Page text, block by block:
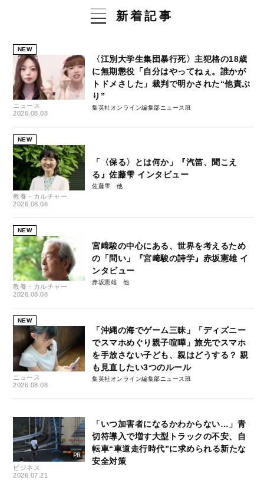
新着記事
NEW
ニュース
2026.08.08
〈江別大学生集団暴行死〉主犯格の18歳
に無期懲役「自分はやってねぇ。誰かが
トドメさした」裁判で明かされた“他責ぶ
り”
集英社オンライン編集部ニュース班
NEW
教養・カルチャー
2026.08.08
「〈保る〉とは何か」『汽笛、聞こえ
る』佐藤雫 インタビュー
佐藤雫
NEW
教養・カルチャー
2026.08.08
宮﨑駿の中心にある、世界を考えるため
の「問い」『宮﨑駿の詩学』赤坂憲雄 イ
ンタビュー
赤坂憲雄
NEW
ニュース
2026.08.08
「沖縄の海でゲーム三昧」「ディズニー
でスマホめぐり親子喧嘩」旅先でスマホ
を手放さない子ども、親はどうする？ 親
も見直したい3つのルール
集英社オンライン編集部ニュース班
ビジネス
2026.07.21
「いつ加害者になるかわからない…」青
切符導入で増す大型トラックの不安、自
転車“車道走行時代”に求められる新たな
安全対策